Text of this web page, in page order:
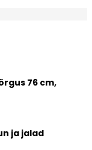
76 cm,
ja jalad